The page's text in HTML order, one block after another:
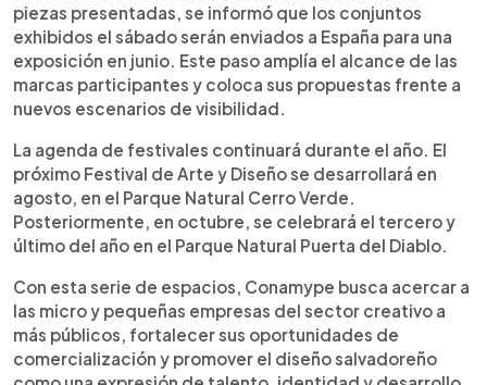
piezas presentadas, se informó que los conjuntos
exhibidos el sábado serán enviados a España para una
exposición en junio. Este paso amplía el alcance de las
marcas participantes y coloca sus propuestas frente a
nuevos escenarios de visibilidad.
La agenda de festivales continuará durante el año. El
próximo Festival de Arte y Diseño se desarrollará en
agosto, en el Parque Natural Cerro Verde.
Posteriormente, en octubre, se celebrará el tercero y
último del año en el Parque Natural Puerta del Diablo.
Con esta serie de espacios, Conamype busca acercar a
las micro y pequeñas empresas del sector creativo a
más públicos, fortalecer sus oportunidades de
comercialización y promover el diseño salvadoreño